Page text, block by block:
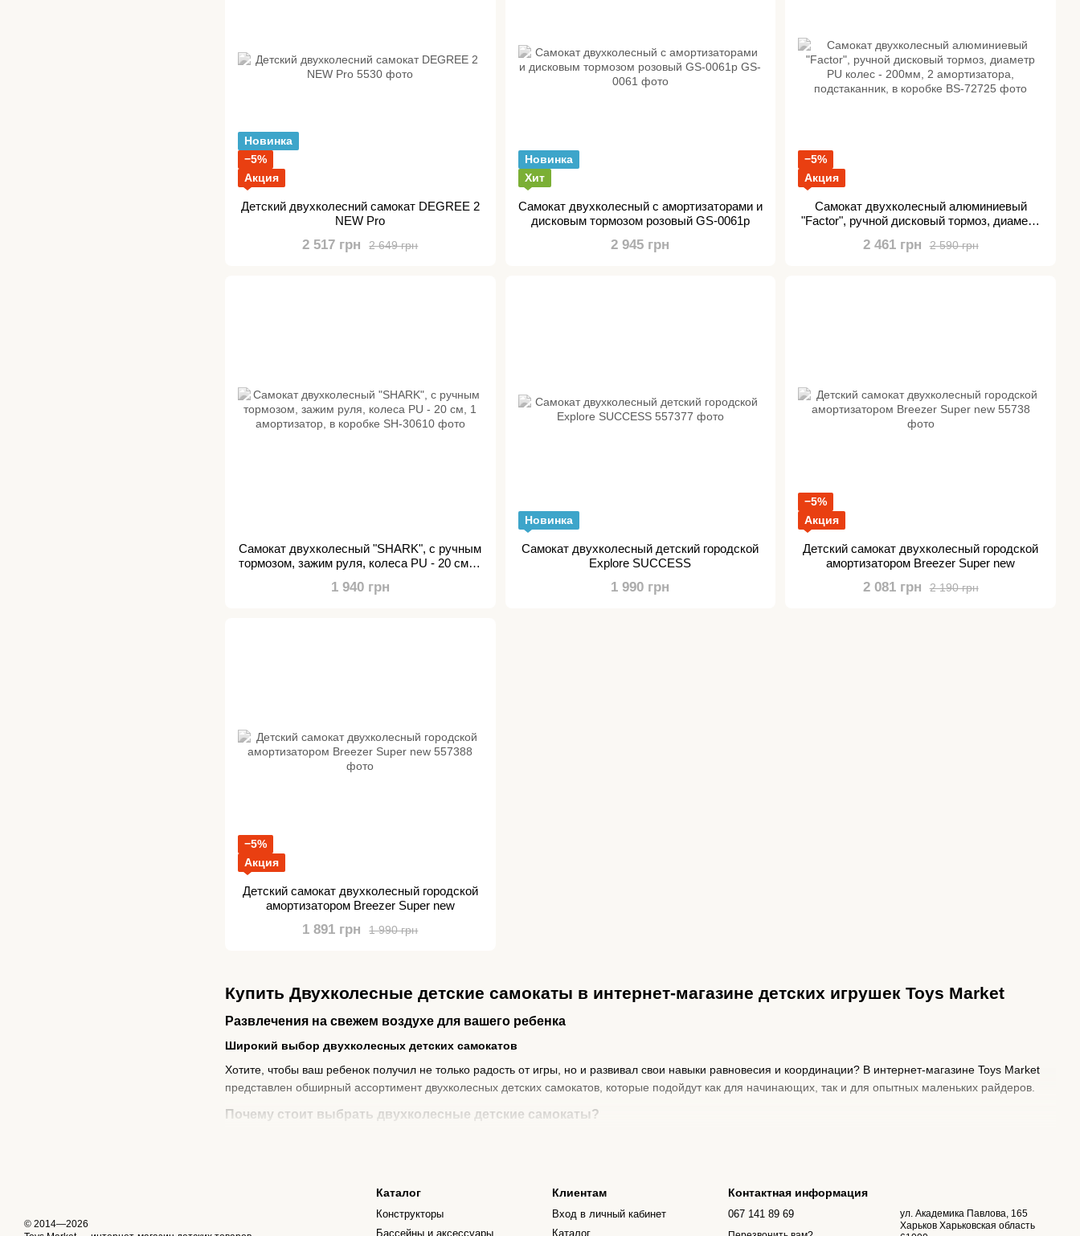
Купить Двухколесные детские самокаты в интернет-магазине детских игрушек Toys Market
Развлечения на свежем воздухе для вашего ребенка
Широкий выбор двухколесных детских самокатов
Хотите, чтобы ваш ребенок получил не только радость от игры, но и развивал свои навыки равновесия и координации? В интернет-магазине Toys Market
представлен обширный ассортимент двухколесных детских самокатов, которые подойдут как для начинающих, так и для опытных маленьких райдеров.
Почему стоит выбрать двухколесные детские самокаты?
Безопасность и комфорт использования
Все наши двухколесные детские самокаты изготовлены из качественных материалов, обеспечивая надежность и безопасность во время катания. Они
Новинка
−5%
Акция
Детский двухколесний самокат DEGREE 2
NEW Pro
2 649 грн
2 517 грн
Новинка
Хит
Самокат двухколесный с амортизаторами и
дисковым тормозом розовый GS-0061p
2 945 грн
−5%
Акция
Самокат двухколесный алюминиевый
"Factor", ручной дисковый тормоз, диаметр
подстаканник, в коробке
2 590 грн
2 461 грн
Самокат двухколесный "SHARK", с ручным
тормозом, зажим руля, колеса PU - 20 см, 1
1 940 грн
Новинка
Самокат двухколесный детский городской
Explore SUCCESS
1 990 грн
−5%
Акция
Детский самокат двухколесный городской
амортизатором Breezer Super new
2 190 грн
2 081 грн
−5%
Акция
Детский самокат двухколесный городской
амортизатором Breezer Super new
1 990 грн
1 891 грн
© 2014—2026
Каталог
Конструкторы
Бассейны и аксессуары
Клиентам
Вход в личный кабинет
Каталог
Контактная информация
067 141 89 69
ул. Академика Павлова, 165
Харьков Харьковская область